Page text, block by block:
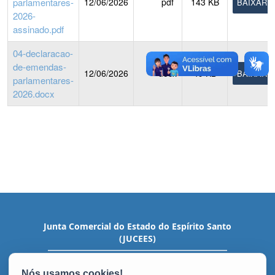
2026-
assinado.pdf
04-declaracao-
de-emendas-
parlamentares-
2026.docx
12/06/2026 docx 49 KB BAIXAR
Junta Comercial do Estado do Espírito Santo
(JUCEES)